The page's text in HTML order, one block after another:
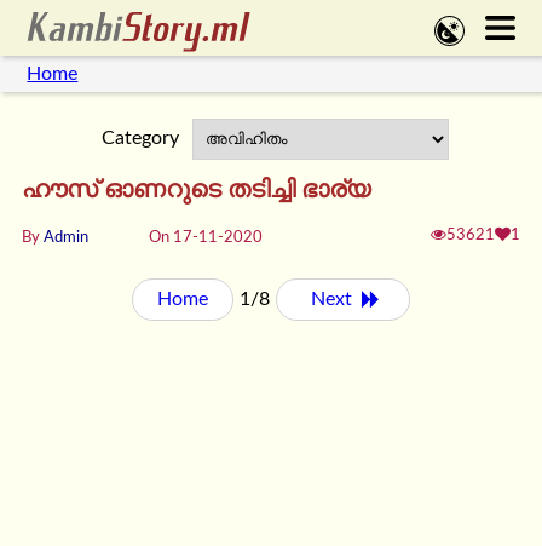
Home
Category
ഹൗസ് ഓണറുടെ തടിച്ചി ഭാര്യ
By Admin On 17-11-2020 53621 1
Home 1/8 Next